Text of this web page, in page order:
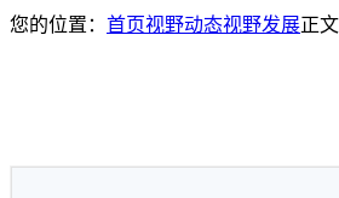
您的位置： 首页视野动态视野发展正文